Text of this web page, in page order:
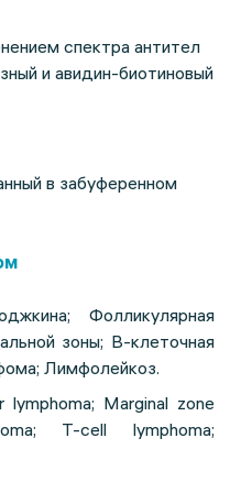
спектра антител
и авидин-биотиновый
в забуференном
Фолликулярная
зоны; B-клеточная
Лимфолейкоз.
lymphoma; Marginal zone
T-cell lymphoma;